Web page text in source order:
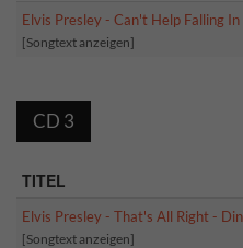
Elvis Presley - Can't Help Falling
[Songtext anzeigen]
CD 3
TITEL
Elvis Presley - That's All Right -
[Songtext anzeigen]